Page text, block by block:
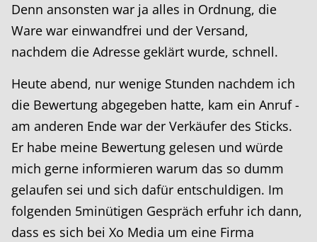
Denn ansonsten war ja alles in Ordnung, die
Ware war einwandfrei und der Versand,
nachdem die Adresse geklärt wurde, schnell.
Heute abend, nur wenige Stunden nachdem ich
die Bewertung abgegeben hatte, kam ein Anruf -
am anderen Ende war der Verkäufer des Sticks.
Er habe meine Bewertung gelesen und würde
mich gerne informieren warum das so dumm
gelaufen sei und sich dafür entschuldigen. Im
folgenden 5minütigen Gespräch erfuhr ich dann,
dass es sich bei Xo Media um eine Firma